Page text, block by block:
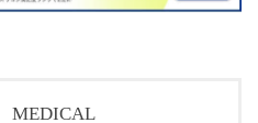
MEDICAL